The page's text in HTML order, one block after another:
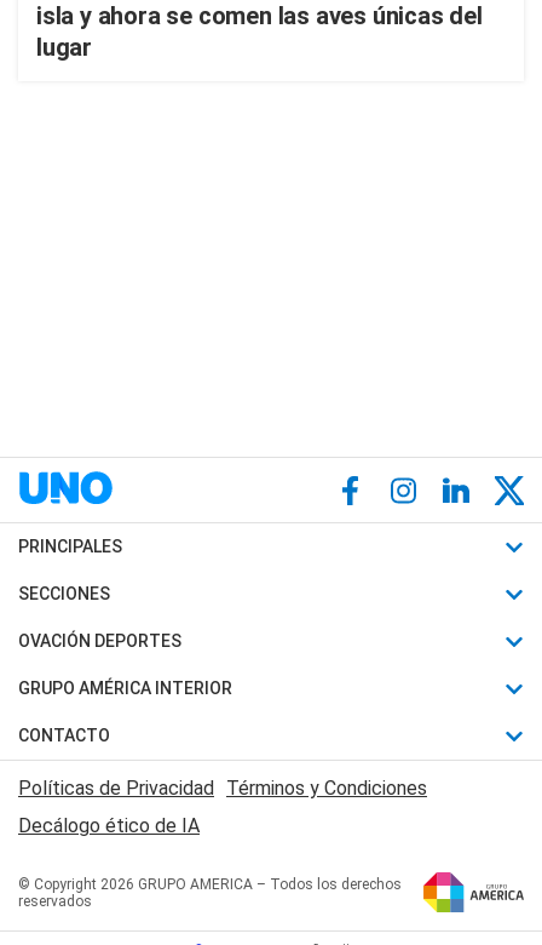
isla y ahora se comen las aves únicas del
lugar
PRINCIPALES
Últimas Noticias
Política
Judiciales
Economia
SECCIONES
Horóscopo
Motores
Trucos caseros
Series y Películas
Edictos y Solicitadas
OVACIÓN DEPORTES
Fútbol
Mundial
Automovilismo
Rugby
Básquet
GRUPO AMÉRICA INTERIOR
Canal 7 en Vivo
San Juan 8
CONTACTO
Acerca de Nosotros
Contactanos
Políticas de Privacidad Términos y Condiciones
Decálogo ético de IA
© Copyright 2026 GRUPO AMERICA – Todos los derechos
reservados